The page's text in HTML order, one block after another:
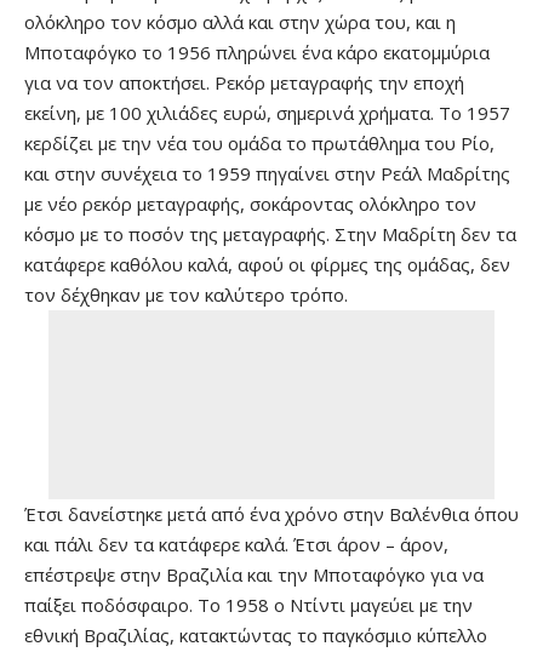
ολόκληρο τον κόσμο αλλά και στην χώρα του, και η
Μποταφόγκο το 1956 πληρώνει ένα κάρο εκατομμύρια
για να τον αποκτήσει. Ρεκόρ μεταγραφής την εποχή
εκείνη, με 100 χιλιάδες ευρώ, σημερινά χρήματα. Το 1957
κερδίζει με την νέα του ομάδα το πρωτάθλημα του Ρίο,
και στην συνέχεια το 1959 πηγαίνει στην Ρεάλ Μαδρίτης
με νέο ρεκόρ μεταγραφής, σοκάροντας ολόκληρο τον
κόσμο με το ποσόν της μεταγραφής. Στην Μαδρίτη δεν τα
κατάφερε καθόλου καλά, αφού οι φίρμες της ομάδας, δεν
τον δέχθηκαν με τον καλύτερο τρόπο.
Έτσι δανείστηκε μετά από ένα χρόνο στην Βαλένθια όπου
και πάλι δεν τα κατάφερε καλά. Έτσι άρον – άρον,
επέστρεψε στην Βραζιλία και την Μποταφόγκο για να
παίξει ποδόσφαιρο. Το 1958 ο Ντίντι μαγεύει με την
εθνική Βραζιλίας, κατακτώντας το παγκόσμιο κύπελλο